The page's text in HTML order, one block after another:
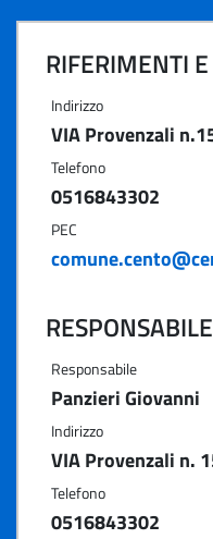
RIFERIMENTI
Indirizzo
VIA Provenzali
Telefono
0516843302
PEC
Responsabile
Panzieri Giovanni
Indirizzo
VIA Provenzali n.
Telefono
0516843302